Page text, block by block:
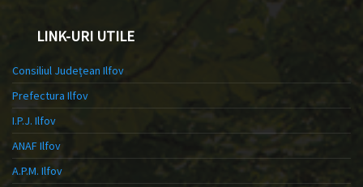
LINK-URI UTILE
Consiliul Județean Ilfov
Prefectura Ilfov
I.P.J. Ilfov
ANAF Ilfov
A.P.M. Ilfov